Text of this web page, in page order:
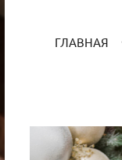
ГЛАВНАЯ